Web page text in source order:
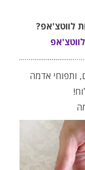
לווטצ'אפ?
ותפוחי אדמה